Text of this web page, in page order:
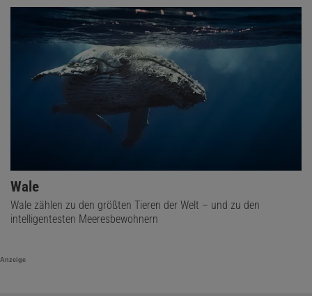
Daniel Lingenhöhl
ist Chefredakteur bei Spektrum der Wissenschaft.
Wale
Wale zählen zu den größten Tieren der Welt – und zu den
intelligentesten Meeresbewohnern
Anzeige